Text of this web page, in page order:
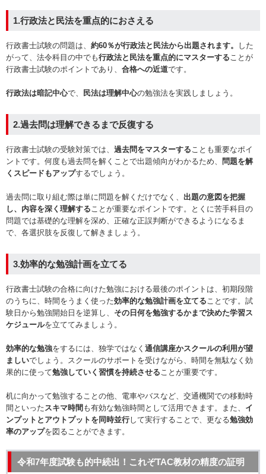
1.行政法と民法を重点的におさえる
行政書士試験の問題は、 約60％が行政法と民法から出題されます。
した
がって、法令科目の中でも行政法と民法を重点的にマスターする ことが
行政書士試験のポイントであり、 合格への近道です。
行政法は暗記中心で、 民法は理解中心の勉強法を実践しましょう。
2.過去問は理解できるまで反復する
行政書士試験の受験対策では、 過去問をマスターする ことも重要なポイ
ントです。何度も過去問を解くことで出題傾向がわかるため、
問題を解
くスピードもアップするでしょう。
過去問に取り組む際は単に問題を解くだけでなく、 出題の意図を把握
し、内容を深く理解する ことが重要なポイントです。とくに苦手科目の
問題では基礎的な理解を深め、正確な正誤判断ができるようになるま
で、各選択肢を反復して解きましょう。
3.効率的な勉強計画を立てる
行政書士試験の合格に向けた勉強における最後のポイントは、初期段階
のうちに、時間をうまく使った効率的な勉強計画を立てる ことです。試
験日から勉強開始日を逆算し、 その日何を勉強するかまで決めた学習ス
ケジュールを立ててみましょう。
効率的な勉強をするには、独学ではなく 通信講座かスクールの利用が望
ましいでしょう。スクールのサポートを受けながら、時間を無駄なく効
果的に使って勉強していく習慣を持続させる ことが重要です。
机に向かって勉強することの他、電車やバスなど、交通機関での移動時
間といった スキマ時間 も有効な勉強時間として活用できます。また、 イ
ンプットとアウトプットを同時並行して実行することで、更なる勉強効
率のアップを図ることができます。
令和7年度試験も的中続出！これぞTAC教材の精度の証明